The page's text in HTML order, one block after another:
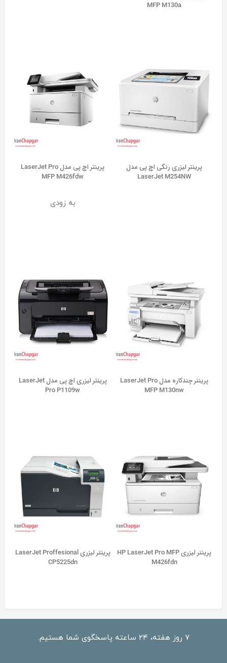
MFP M130a
پرینتر لیزری رنگی اچ پی مدل
LaserJet M254NW
پرینتر اچ پی مدل LaserJet Pro
MFP M426fdw
به زودی
پرینتر چندکاره مدل LaserJet Pro
MFP M130nw
پرینتر لیزری اچ پی مدل LaserJet
Pro P1109w
پرينتر ليزری HP LaserJet Pro MFP
M426fdn
پرینتر لیزری LaserJet Proffesional
CP5225dn
۷ روز هفته، ۲۴ ساعته پاسخگوی شما هستیم.